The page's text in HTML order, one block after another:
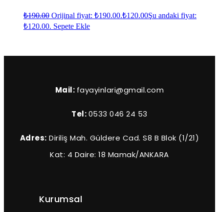
₺190.00 Orijinal fiyat: ₺190.00.₺120.00Şu andaki fiyat:
₺120.00. Sepete Ekle
Mail: fayayinlari@gmail.com
Tel:0533 046 24 53
Adres: Diriliş Mah. Güldere Cad. S8 B Blok (1/21)
Kat: 4 Daire: 18 Mamak/ANKARA
Kurumsal